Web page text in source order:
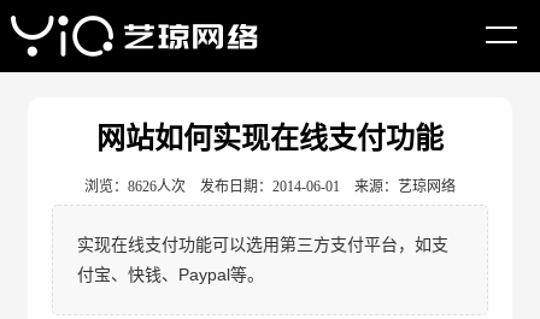
网站首页 如何做网站
网站如何实现在线支付功能
浏览：8626人次 发布日期：2014-06-01 来源：艺琼网络
实现在线支付功能可以选用第三方支付平台，如支
付宝、快钱、Paypal等。